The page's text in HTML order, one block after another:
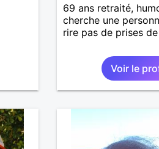
69 ans retraité,
cherche une
rire pas de prises
Voir le